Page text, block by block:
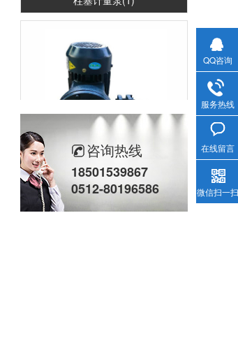
柱塞计量泵(2)
咨询热线
18501539867
0512-80196586
QQ咨询
服务热线
在线留言
微信扫一扫